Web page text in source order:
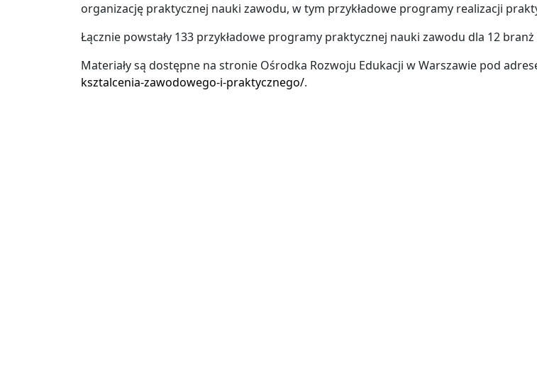
organizację praktycznej nauki zawodu, w tym przykładowe programy realizacji
Łącznie powstały 133 przykładowe programy praktycznej nauki zawodu dla 12
Materiały są dostępne na stronie Ośrodka Rozwoju Edukacji w Warszawie pod
ksztalcenia-zawodowego-i-praktycznego/.